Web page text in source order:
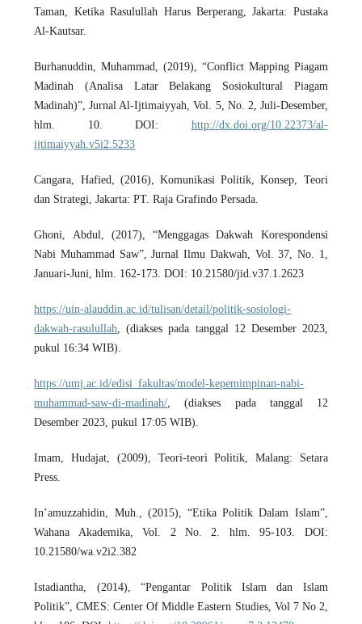
Taman, Ketika Rasulullah Harus Berperang, Jakarta: Pustaka
Al-Kautsar.
Burhanuddin, Muhammad, (2019), “Conflict Mapping Piagam
Madinah (Analisa Latar Belakang Sosiokultural Piagam
Madinah)”, Jurnal Al-Ijtimaiyyah, Vol. 5, No. 2, Juli-Desember,
hlm. 10. DOI: http://dx.doi.org/10.22373/al-
ijtimaiyyah.v5i2.5233
Cangara, Hafied, (2016), Komunikasi Politik, Konsep, Teori
dan Strategi, Jakarta: PT. Raja Grafindo Persada.
Ghoni, Abdul, (2017), “Menggagas Dakwah Korespondensi
Nabi Muhammad Saw”, Jurnal Ilmu Dakwah, Vol. 37, No. 1,
Januari-Juni, hlm. 162-173. DOI: 10.21580/jid.v37.1.2623
https://uin-alauddin.ac.id/tulisan/detail/politik-sosiologi-
dakwah-rasulullah, (diakses pada tanggal 12 Desember 2023,
pukul 16:34 WIB).
https://umj.ac.id/edisi_fakultas/model-kepemimpinan-nabi-
muhammad-saw-di-madinah/, (diakses pada tanggal 12
Desember 2023, pukul 17:05 WIB).
Imam, Hudajat, (2009), Teori-teori Politik, Malang: Setara
Press.
In’amuzzahidin, Muh., (2015), “Etika Politik Dalam Islam”,
Wahana Akademika, Vol. 2 No. 2. hlm. 95-103. DOI:
10.21580/wa.v2i2.382
Istadiantha, (2014), “Pengantar Politik Islam dan Islam
Politik”, CMES: Center Of Middle Eastern Studies, Vol 7 No 2,